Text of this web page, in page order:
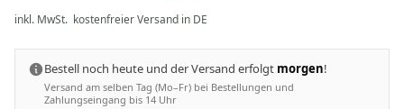
inkl. MwSt. kostenfreier Versand in DE
Bestell noch heute und der Versand erfolgt morgen!
Versand am selben Tag (Mo–Fr) bei Bestellungen und
Zahlungseingang bis 14 Uhr